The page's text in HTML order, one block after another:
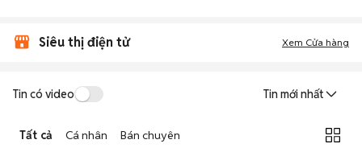
Siêu thị điện tử Xem Cửa hàng
Tin có video Tin mới nhất
Tất cả Cá nhân Bán chuyên